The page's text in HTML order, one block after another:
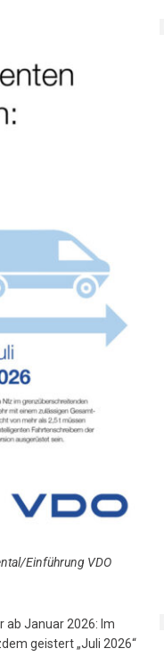
Einführung VDO
ab Januar 2026: Im
geistert „Juli 2026“